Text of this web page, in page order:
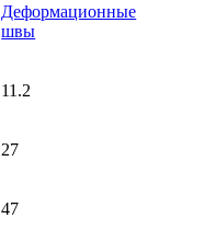
Деформационные
швы
11.2
27
47